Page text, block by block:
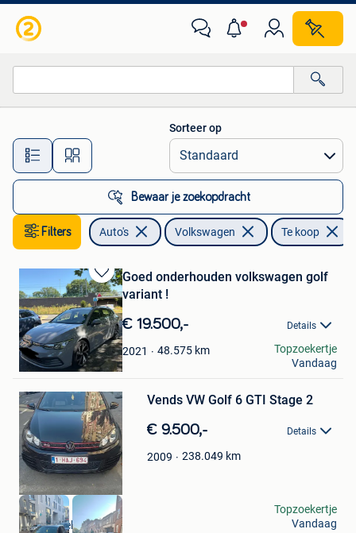
Alle afstanden…
Sorteer op
Bewaar je zoekopdracht
Filters Auto's Volkswagen Te koop
Bewaren
in
Mijn
Favorieten
Goed onderhouden volkswagen golf
variant !
€ 19.500,- Details
2021 48.575 km
Jordy
Herentals
Topzoekertje
Vandaag
Bewaren
in
Mijn
Favorieten
Vends VW Golf 6 GTI Stage 2
€ 9.500,- Details
2009 238.049 km
crayeur
Schaerbeek
Topzoekertje
Vandaag